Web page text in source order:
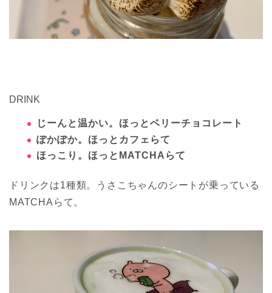
DRINK
じーんと温かい。ほっとベリーチョコレート
ぽかぽか。ほっとカフェらて
ほっこり。ほっとMATCHAらて
ドリンクは1種類。うさこちゃんのシートが乗っている
MATCHAらて。